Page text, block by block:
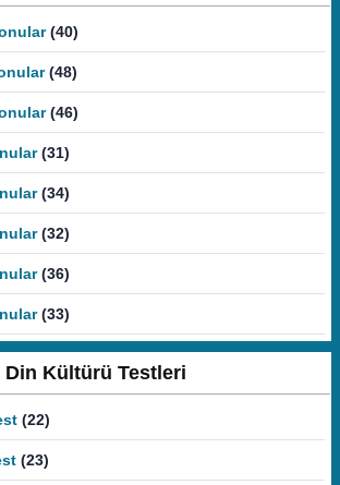
(40)
(48)
(46)
(31)
(34)
(32)
(36)
(33)
Din Kültürü Testleri
(22)
(23)